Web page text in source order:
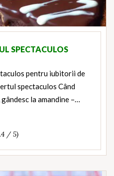
SPECTACULOS
pentru iubitorii de
spectaculos Când
la amandine –…
/ 5)